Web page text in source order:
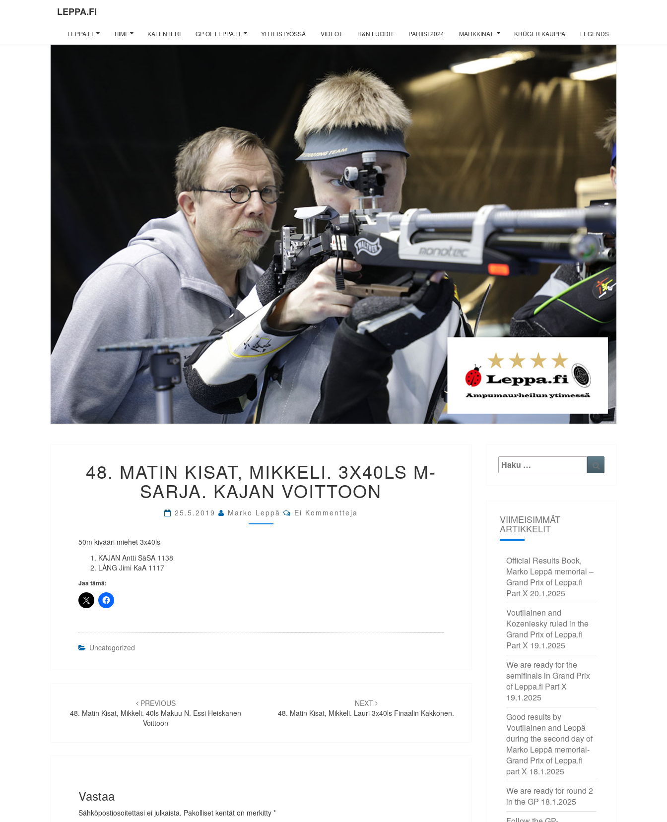
LEPPA.FI
LEPPA.FI TIIMI KALENTERI GP OF LEPPA.FI YHTEISTYÖSSÄ VIDEOT H&N LUODIT PARIISI 2024 MARKKINAT KRÜGER KAUPPA LEGENDS
MATIN
KISAT,
MIKKELI.
3X40LS
SARJA.
KAJAN
48. MATIN KISAT, MIKKELI. 3X40LS M-
SARJA. KAJAN VOITTOON
25.5.2019 Marko Leppä Comments
Ei Kommentteja
50m kivääri miehet 3x40ls
KAJAN Antti SäSA 1138
LÅNG Jimi KaA 1117
Jaa tämä:
Uncategorized
selaus
PREVIOUS
48. Matin Kisat, Mikkeli. 40ls Makuu N. Essi Heiskanen
Voittoon
NEXT
48. Matin Kisat, Mikkeli. Lauri 3x40ls Finaalin Kakkonen.
Vastaa
Sähköpostiosoitettasi ei julkaista. Pakolliset kentät on merkitty *
Etsi:
VIIMEISIMMÄT
ARTIKKELIT
Official Results Book,
Marko Leppä memorial –
Grand Prix of Leppa.fi
Part X 20.1.2025
Voutilainen and
Kozeniesky ruled in the
Grand Prix of Leppa.fi
Part X 19.1.2025
We are ready for the
semifinals in Grand Prix
of Leppa.fi Part X
19.1.2025
Good results by
Voutilainen and Leppä
during the second day of
Marko Leppä memorial-
Grand Prix of Leppa.fi
part X 18.1.2025
We are ready for round 2
in the GP 18.1.2025